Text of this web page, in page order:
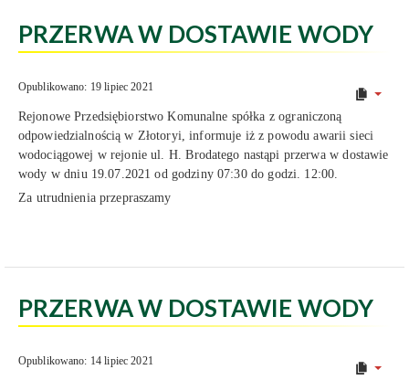
PRZERWA W DOSTAWIE WODY
Opublikowano: 19 lipiec 2021
Rejonowe Przedsiębiorstwo Komunalne spółka z ograniczoną
odpowiedzialnością w Złotoryi, informuje iż z powodu awarii sieci
wodociągowej w rejonie ul. H. Brodatego nastąpi przerwa w dostawie
wody w dniu 19.07.2021 od godziny 07:30 do godzi. 12:00.
Za utrudnienia przepraszamy
PRZERWA W DOSTAWIE WODY
Opublikowano: 14 lipiec 2021